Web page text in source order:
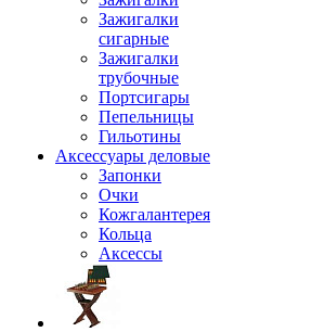
Зажигалки
сигарные
Зажигалки
трубочные
Портсигары
Пепельницы
Гильотины
Аксессуары деловые
Запонки
Очки
Кожгалантерея
Кольца
Аксессы